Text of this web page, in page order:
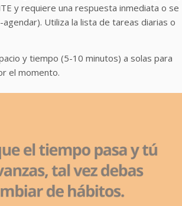
y requiere una respuesta inmediata o se
Utiliza la lista de tareas diarias o
y tiempo (5-10 minutos) a solas para
el momento.